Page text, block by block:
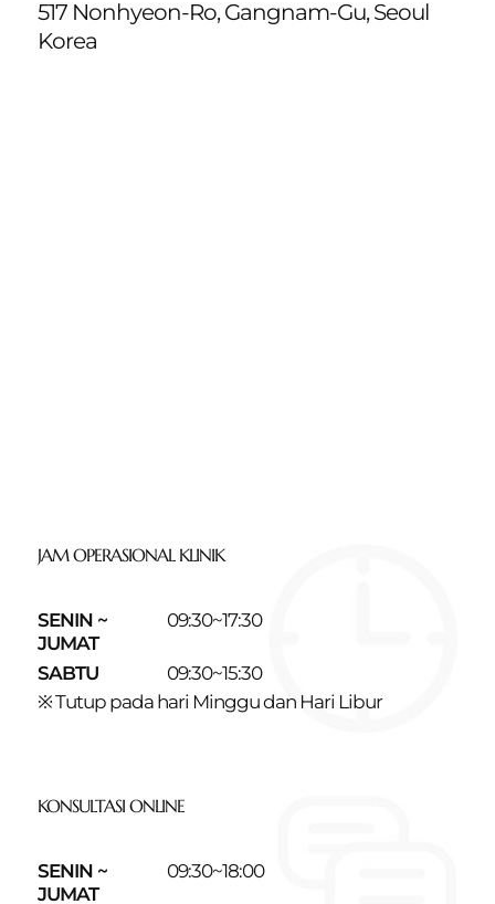
517 Nonhyeon-Ro, Gangnam-Gu, Seoul
Korea
JAM OPERASIONAL KLINIK
SENIN ~
JUMAT
09:30~17:30
SABTU
09:30~15:30
※ Tutup pada hari Minggu dan Hari Libur
KONSULTASI ONLINE
SENIN ~
JUMAT
09:30~18:00